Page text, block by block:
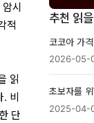
시
적
읽
비
단
추천 읽
2026-05-
2025-04-